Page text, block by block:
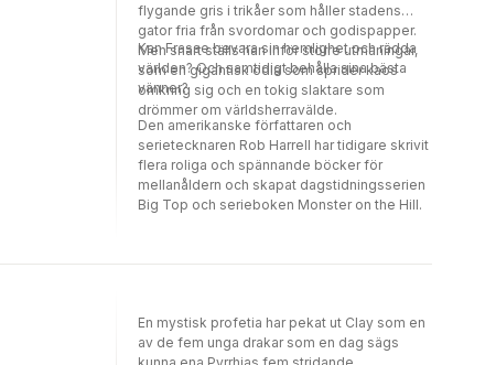
flygande gris i trikåer som håller stadens
gator fria från svordomar och godispapper.
Men snart ställs han inför större utmaningar,
som en gigantisk ödla som sprider kaos
omkring sig och en tokig slaktare som
drömmer om världsherravälde.
Kan Frasse bevara sin hemlighet och rädda
världen? Och samtidigt behålla sina bästa
vänner?
Den amerikanske författaren och
serietecknaren Rob Harrell har tidigare skrivit
flera roliga och spännande böcker för
mellanåldern och skapat dagstidningsserien
Big Top och serieboken Monster on the Hill.
En mystisk profetia har pekat ut Clay som en
av de fem unga drakar som en dag sägs